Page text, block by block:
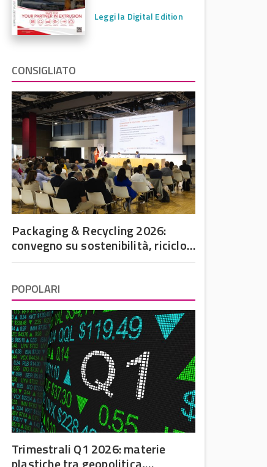
Leggi la Digital Edition
CONSIGLIATO
Packaging & Recycling 2026:
convegno su sostenibilità, riciclo
e futuro dell’imballaggio in
POPOLARI
Trimestrali Q1 2026: materie